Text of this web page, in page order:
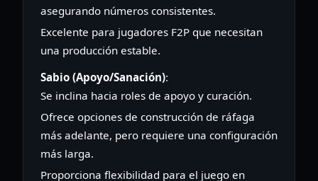
asegurando números consistentes.
Excelente para jugadores F2P que necesitan
una producción estable.
Sabio (Apoyo/Sanación):
Se inclina hacia roles de apoyo y curación.
Ofrece opciones de construcción de ráfaga
más adelante, pero requiere una configuración
más larga.
Proporciona flexibilidad para el juego en